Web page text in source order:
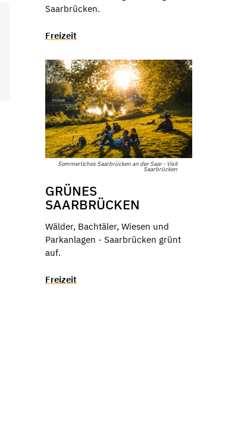
Saarbrücken.
Freizeit
Sommerliches Saarbrücken an der Saar - Visit
Saarbrücken
GRÜNES
SAARBRÜCKEN
Wälder, Bachtäler, Wiesen und
Parkanlagen - Saarbrücken grünt
auf.
Freizeit